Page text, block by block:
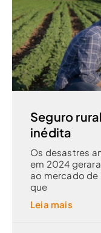
Seguro
inédita
Os desastres
em 2024
ao mercado de
que
Leia mais